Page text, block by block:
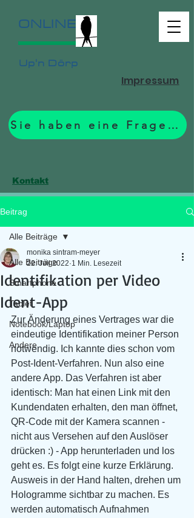
ONLINE
Up'n Dörp
Sie haben eine Frage? Zum Formular.
Impressum
Kontakt
Beitrag
Alle Beiträge
Smartphone
Tablet
Notebook/Laptop
Andere
Alle Beiträge
Identifikation per Video
Ident-App
monika sintram-meyer
22. Juli 2022 1 Min. Lesezeit
Zur Änderung eines Vertrages war die
eindeutige Identifikation meiner Person
notwendig. Ich kannte dies schon vom
Post-Ident-Verfahren. Nun also eine
andere App. Das Verfahren ist aber
identisch: Man hat einen Link mit den
Kundendaten erhalten, den man öffnet,
QR-Code mit der Kamera scannen -
nicht aus Versehen auf den Auslöser
drücken :) - App herunterladen und los
geht es. Es folgt eine kurze Erklärung.
Ausweis in der Hand halten, drehen um
Hologramme sichtbar zu machen. Es
werden automatisch Aufnahmen